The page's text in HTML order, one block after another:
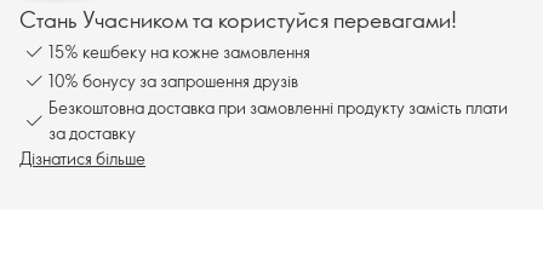
Стань Учасником та користуйся перевагами!
15% кешбеку на кожне замовлення
10% бонусу за запрошення друзів
Безкоштовна доставка при замовленні продукту замість плати
за доставку
Дізнатися більше